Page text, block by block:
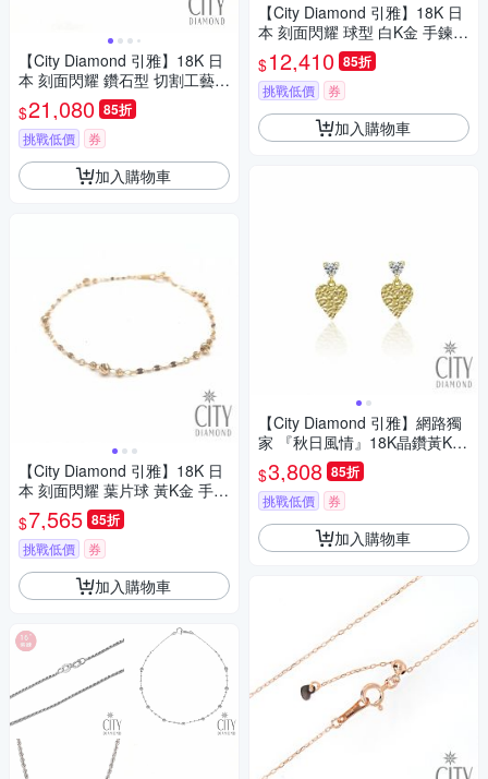
【City Diamond 引雅】18K 日
本 刻面閃耀 鑽石型 切割工藝
黃K金 手鍊(東京Yuki表參道系
列)
$21,080 85折
挑戰低價 券
加入購物車
【City Diamond 引雅】18K 日
本 刻面閃耀 葉片球 黃K金 手鍊
(東京Yuki表參道系列)
$7,565 85折
挑戰低價 券
加入購物車
【City Diamond 引雅】18K 日
本 刻面閃耀 球型 白K金 手鍊
(東京Yuki表參道系列)
$12,410 85折
挑戰低價 券
加入購物車
【City Diamond 引雅】網路獨
家 『秋日風情』18K晶鑽黃K金
短掛耳環(東京Yuki系列)
$3,808 85折
挑戰低價 券
加入購物車